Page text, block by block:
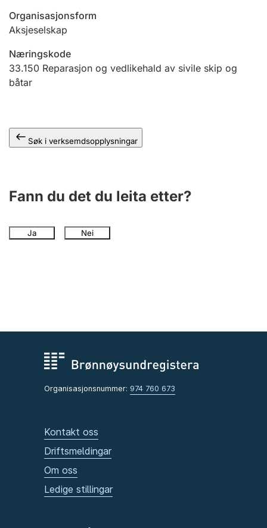
Organisasjonsform
Aksjeselskap
Næringskode
33.150 Reparasjon og vedlikehald av sivile skip og
båtar
Søk i verksemdsopplysningar
Fann du det du leita etter?
Ja Nei
Organisasjonsnummer: 974 760 673
Kontakt oss
Driftsmeldingar
Om oss
Ledige stillingar